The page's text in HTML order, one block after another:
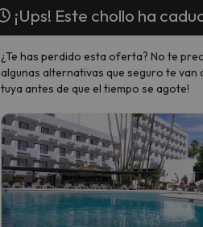
¡Ups! Este chollo ha
¿Te has perdido esta oferta? No te
algunas alternativas que seguro te van
tuya antes de que el tiempo se agote!